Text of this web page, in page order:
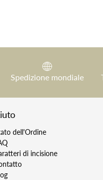
Spedizione mondiale
dell'Ordine
di incisione